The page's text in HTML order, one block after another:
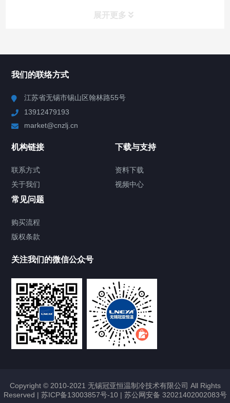
展开更多
Chiller高精度制冷循环器
TCU温度控制单元
Chiller气体控温系统
Chamber试验箱
FREEZER低温箱
VOCs冷凝回收装置
我们的联络方式
江苏省无锡市锡山区翰林路55号
13912479193
market@cnzlj.cn
机构链接
联系方式
关于我们
下载与支持
资料下载
视频中心
常见问题
购买流程
版权条款
关注我们的微信公众号
Copyright © 2010-2021 无锡冠亚恒温制冷技术有限公司 All Rights
Reserved | 苏ICP备13003857号-10| 苏公网安备 32021402002083号